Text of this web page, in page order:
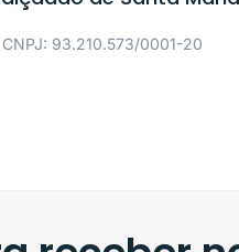
CNPJ: 93.210.573/0001-20